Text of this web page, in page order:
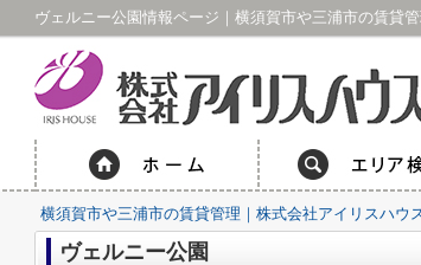
ヴェルニー公園情報ページ｜横須賀市や三浦市の賃貸
横須賀市や三浦市の賃貸管理｜株式会社アイリスハウ
ヴェルニー公園